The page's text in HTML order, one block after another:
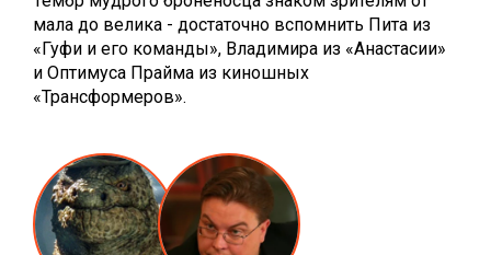
мала до велика - достаточно вспомнить Пита из
«Гуфи и его команды», Владимира из «Анастасии»
и Оптимуса Прайма из киношных
«Трансформеров».